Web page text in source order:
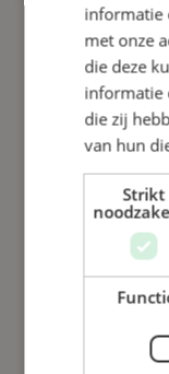
informatie
met onze
die deze
informatie
die zij
van hun
Strikt